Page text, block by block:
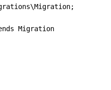
Migration